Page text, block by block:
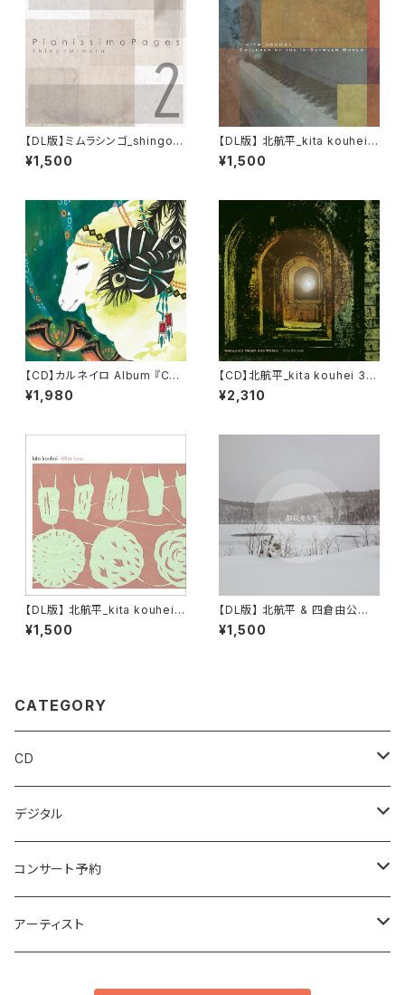
【DL版】ミムラシンゴ_shingo
mimura 『 PianissimoPages
2 』
¥1,500
【DL版】 北航平_kita kouhei 1
3th Album『Children of the
In-Between World』
¥1,500
【CD】カルネイロ Album 『Car
neiro』
¥1,980
【CD】北航平_kita kouhei 3rd
Album『Imbalance Order A
nd World』
¥2,310
【DL版】 北航平_kita kouhei 6
th Album『After Loss』
¥1,500
【DL版】 北航平 & 四倉由公彦
『静寂光て』
¥1,500
CATEGORY
CD
アンビエント
エレクトロニカ
ポストクラシカル
デジタル
アンビエント
エレクトロニカ
コンサート予約
ココノエ
アーティスト